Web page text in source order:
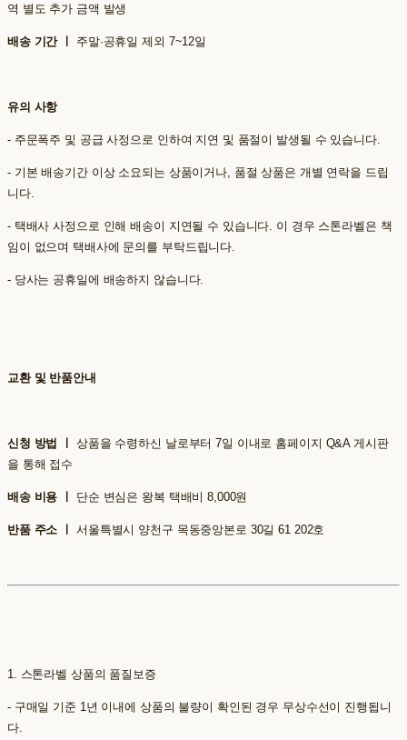
역 별도 추가 금액 발생
배송 기간 ㅣ 주말·공휴일 제외 7~12일
유의 사항
- 주문폭주 및 공급 사정으로 인하여 지연 및 품절이 발생될 수 있습니다.
- 기본 배송기간 이상 소요되는 상품이거나, 품절 상품은 개별 연락을 드립
니다.
- 택배사 사정으로 인해 배송이 지연될 수 있습니다. 이 경우 스톤라벨은 책
임이 없으며 택배사에 문의를 부탁드립니다.
- 당사는 공휴일에 배송하지 않습니다.
교환 및 반품안내
신청 방법 ㅣ 상품을 수령하신 날로부터 7일 이내로 홈페이지 Q&A 게시판
을 통해 접수
배송 비용 ㅣ 단순 변심은 왕복 택배비 8,000원
반품 주소 ㅣ 서울특별시 양천구 목동중앙본로 30길 61 202호
1. 스톤라벨 상품의 품질보증
- 구매일 기준 1년 이내에 상품의 불량이 확인된 경우 무상수선이 진행됩니
다.